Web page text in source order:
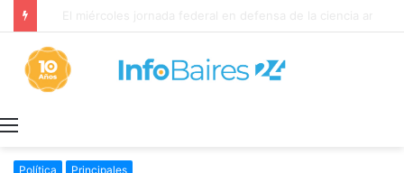
Política Principales